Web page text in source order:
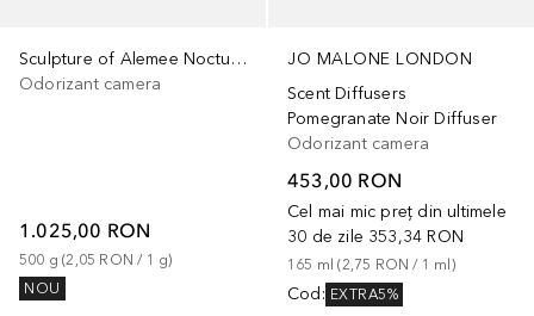
Sculpture of Alemee Nocturnal King - Kingsize
Odorizant camera
1.025,00 RON
500 g (2,05 RON / 1 g)
NOU
JO MALONE LONDON
Scent Diffusers
Pomegranate Noir Diffuser
Odorizant camera
453,00 RON
Cel mai mic preț din ultimele
30 de zile 353,34 RON
165 ml (2,75 RON / 1 ml )
Cod : EXTRA5%